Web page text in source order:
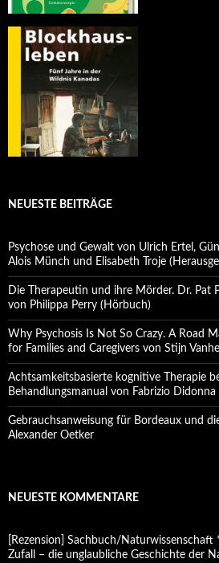
NEUESTE BEITRÄGE
Psychose und Gewalt von Ulrich Ertel,
Alois Münch und Elisabeth Troje
Die Therapeutin und ihre Mörder. Dr. Pat
von Philippa Perry (Hörbuch)
Why Psychosis Is Not So Crazy. A Road
for Families and Caregivers von Stijn
Achtsamkeitsbasierte kognitive Therapie
Behandlungsmanual von Fabrizio Didonna
Gebrauchsanweisung für Bordeaux und
Alexander Oetker
NEUESTE KOMMENTARE
[Rezension] Sachbuch/
Zufall – die unglaubliche Geschichte der